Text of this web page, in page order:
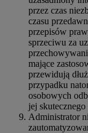
przez czas
czasu
przepisów
sprzeciwu za
mające
przewidują
przypadku
osobowych
jej
Administrator